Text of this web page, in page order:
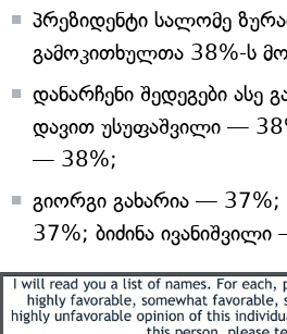
პრეზიდენტი სალომე
გამოკითხულთა 38%-ს
დანარჩენი შედეგები ასე
დავით უსუფაშვილი —
— 38%;
გიორგი გახარია — 37%;
37%; ბიძინა